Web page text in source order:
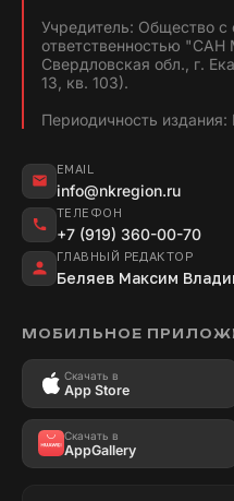
Учредитель: Общество с
ответственностью
Свердловская обл., г.
13, кв. 103).
Периодичность
EMAIL
info@nkregion.ru
ТЕЛЕФОН
+7 (919) 360-00-70
ГЛАВНЫЙ РЕДАКТОР
Беляев Максим
МОБИЛЬНОЕ
Скачать в
App Store
Скачать в
AppGallery